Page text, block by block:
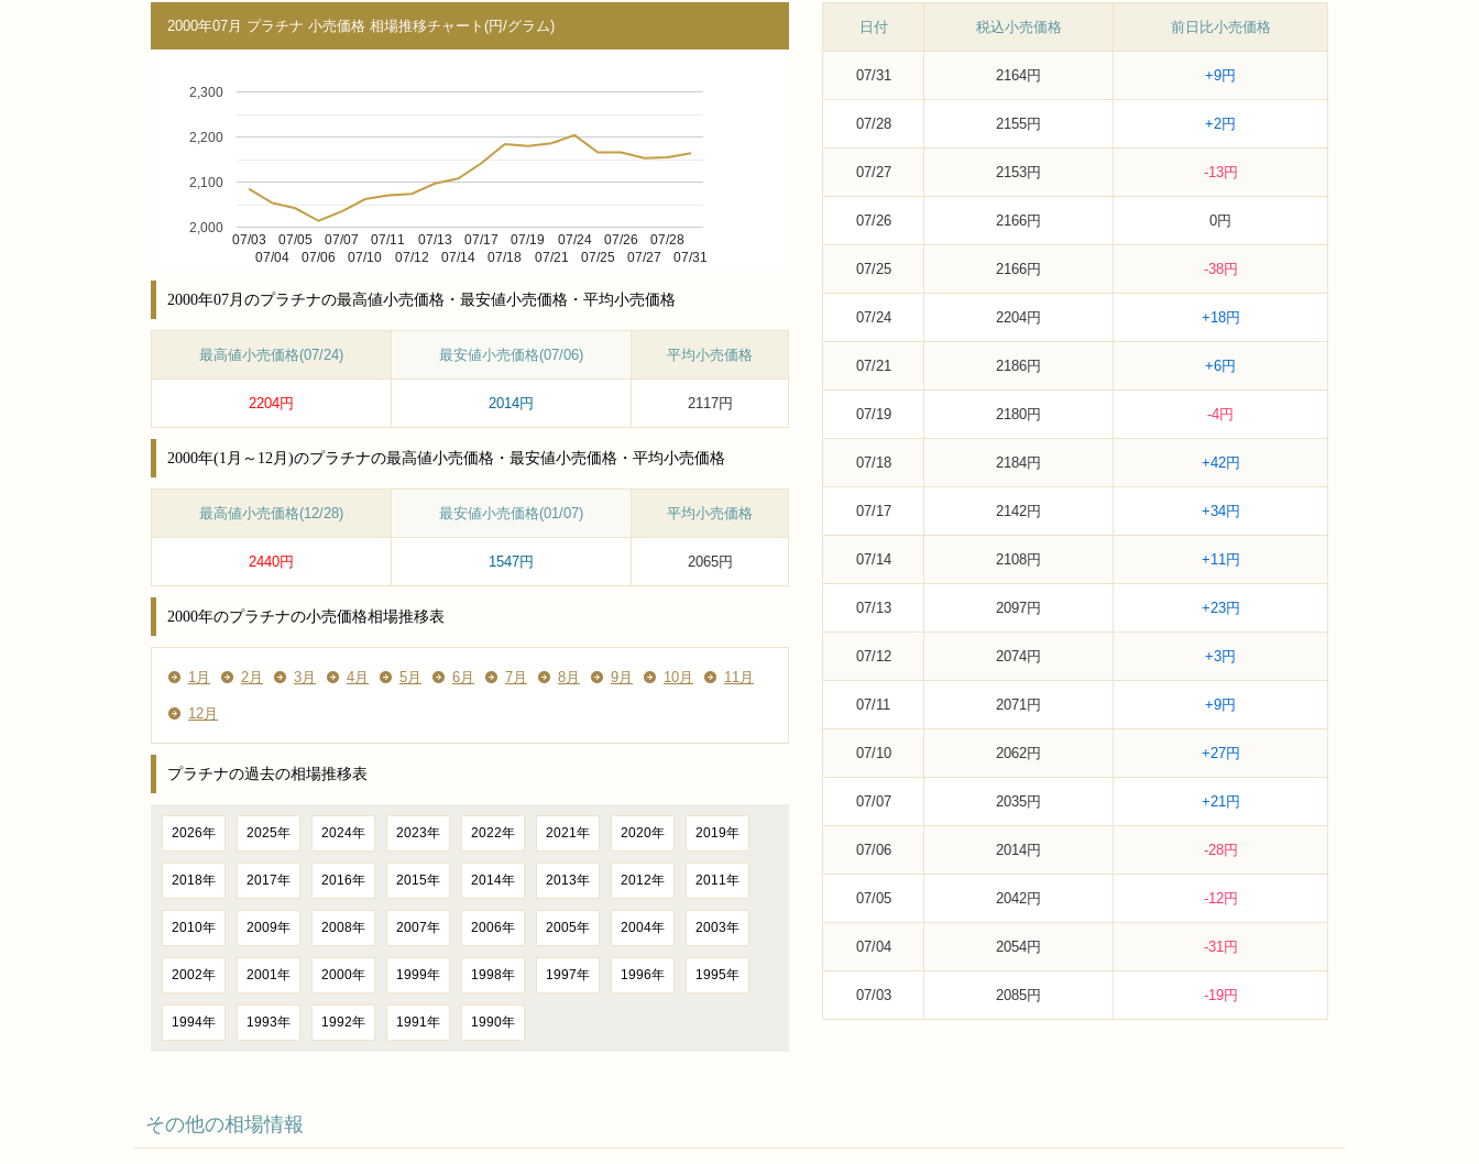
2000年07月 プラチナ 小売価格 相場推移チャート(円/グラム)
07/03
07/04
07/05
07/06
07/07
07/10
07/11
07/12
07/13
07/14
07/17
07/18
07/19
07/21
07/24
07/25
07/26
07/27
07/28
07/31
2,000
2,100
2,200
2,300
2000年07月のプラチナの最高値小売価格・最安値小売価格・平均小売価格
最高値小売価格(07/24) 最安値小売価格(07/06) 平均小売価格
2204円 2014円 2117円
2000年(1月～12月)のプラチナの最高値小売価格・最安値小売価格・平均小売価格
最高値小売価格(12/28) 最安値小売価格(01/07) 平均小売価格
2440円 1547円 2065円
2000年のプラチナの小売価格相場推移表
1月 2月 3月 4月 5月 6月 7月 8月 9月 10月 11月
12月
プラチナの過去の相場推移表
2026年 2025年 2024年 2023年 2022年 2021年 2020年 2019年
2018年 2017年 2016年 2015年 2014年 2013年 2012年 2011年
2010年 2009年 2008年 2007年 2006年 2005年 2004年 2003年
2002年 2001年 2000年 1999年 1998年 1997年 1996年 1995年
1994年 1993年 1992年 1991年 1990年
日付 税込小売価格 前日比小売価格
07/31 2164円 +9円
07/28 2155円 +2円
07/27 2153円 -13円
07/26 2166円 0円
07/25 2166円 -38円
07/24 2204円 +18円
07/21 2186円 +6円
07/19 2180円 -4円
07/18 2184円 +42円
07/17 2142円 +34円
07/14 2108円 +11円
07/13 2097円 +23円
07/12 2074円 +3円
07/11 2071円 +9円
07/10 2062円 +27円
07/07 2035円 +21円
07/06 2014円 -28円
07/05 2042円 -12円
07/04 2054円 -31円
07/03 2085円 -19円
その他の相場情報